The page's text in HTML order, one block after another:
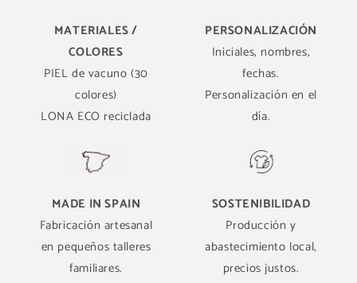
MATERIALES /
COLORES
PIEL de vacuno (30
colores)
LONA ECO reciclada
PERSONALIZACIÓN
Iniciales, nombres,
fechas.
Personalización en el
día.
MADE IN SPAIN
Fabricación artesanal
en pequeños talleres
familiares.
SOSTENIBILIDAD
Producción y
abastecimiento local,
precios justos.